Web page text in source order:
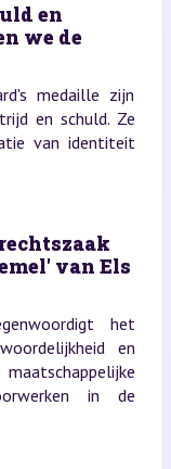
en
we de
medaille zijn
en schuld. Ze
van identiteit
van Els
het
en
in de